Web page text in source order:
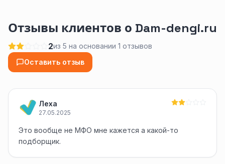
Отзывы клиентов о Dam-dengi.ru
2из 5 на основании 1 отзывов
Оставить отзыв
Леха
27.05.2025
Это вообще не МФО мне кажется а какой-то
подборщик.